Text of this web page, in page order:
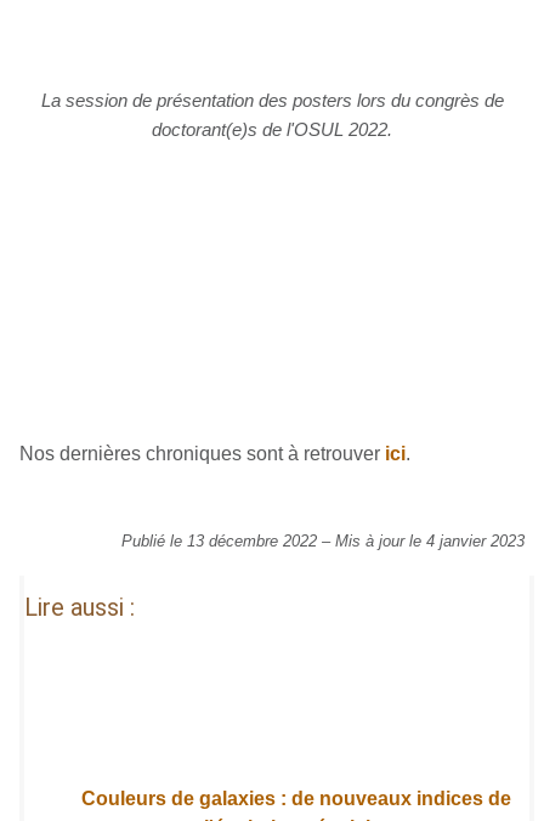
La session de présentation des posters lors du congrès de
doctorant(e)s de l'OSUL 2022.
Nos dernières chroniques sont à retrouver ici.
Publié le 13 décembre 2022 – Mis à jour le 4 janvier 2023
Lire aussi :
Couleurs de galaxies : de nouveaux indices de